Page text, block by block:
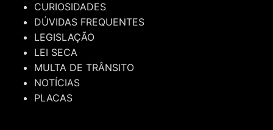
CURIOSIDADES
DÚVIDAS FREQUENTES
LEGISLAÇÃO
LEI SECA
MULTA DE TRÂNSITO
NOTÍCIAS
PLACAS